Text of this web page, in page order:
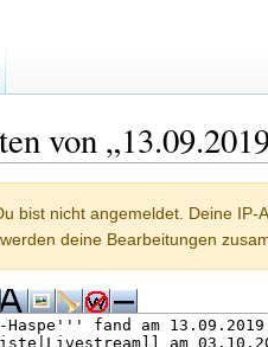
von
bist nicht angemeldet. Deine
deine Bearbeitungen